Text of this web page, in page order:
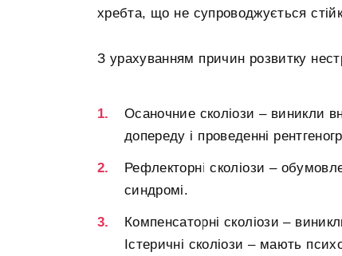
хребта, що не супроводжується
З урахуванням причин розвитку
Осаночние сколіози – виникли
допереду і проведенні
Рефлекторні сколіози –
синдромі.
Компенсаторні сколіози –
Істеричні сколіози – мають